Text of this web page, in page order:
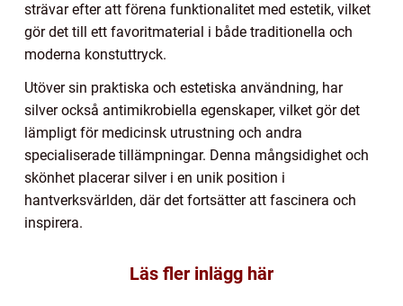
strävar efter att förena funktionalitet med estetik, vilket
gör det till ett favoritmaterial i både traditionella och
moderna konstuttryck.
Utöver sin praktiska och estetiska användning, har
silver också antimikrobiella egenskaper, vilket gör det
lämpligt för medicinsk utrustning och andra
specialiserade tillämpningar. Denna mångsidighet och
skönhet placerar silver i en unik position i
hantverksvärlden, där det fortsätter att fascinera och
inspirera.
Läs fler inlägg här